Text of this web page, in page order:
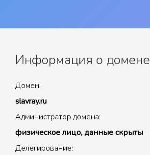
Информация о домене
Домен:
slavray.ru
Администратор домена:
физическое лицо, данные скрыты
Делегирование: